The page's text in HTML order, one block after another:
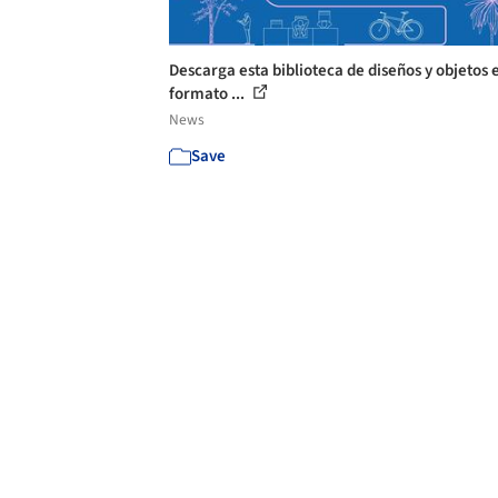
Descarga esta biblioteca de diseños y objetos
formato ...
News
Save